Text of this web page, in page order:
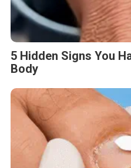
5 Hidden Signs You
Body